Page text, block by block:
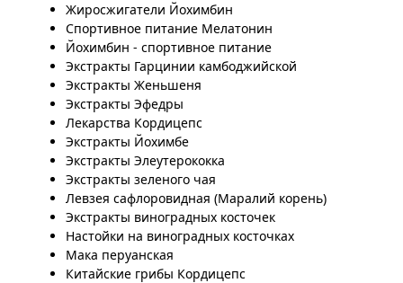
Жиросжигатели Йохимбин
Спортивное питание Мелатонин
Йохимбин - спортивное питание
Экстракты Гарцинии камбоджийской
Экстракты Женьшеня
Экстракты Эфедры
Лекарства Кордицепс
Экстракты Йохимбе
Экстракты Элеутерококка
Экстракты зеленого чая
Левзея сафлоровидная (Маралий корень)
Экстракты виноградных косточек
Настойки на виноградных косточках
Мака перуанская
Китайские грибы Кордицепс